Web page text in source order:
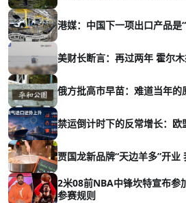
港媒：中国下一项出口产品是
美财长断言：再过两年 霍尔
俄方批高市早苗：难道当年的
禁运倒计时下的反常增长：
贾国龙新品牌“天边羊多”开业
2米08前NBA中锋坎特宣布参
参赛规则